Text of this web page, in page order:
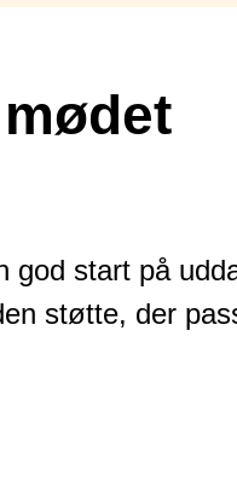
god start på
støtte, der